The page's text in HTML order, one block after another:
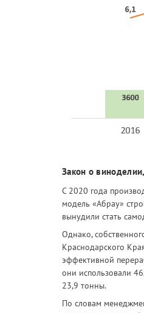
Закон о
С 2020 года
модель «Абрау»
вынудили стать
Однако,
Краснодарского
эффективной
они использовали
23,9 тонны.
По словам